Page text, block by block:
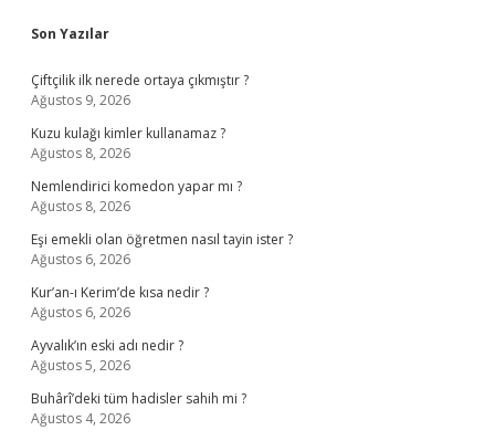
Sidebar
Son Yazılar
Çiftçilik ilk nerede ortaya çıkmıştır ?
Ağustos 9, 2026
Kuzu kulağı kimler kullanamaz ?
Ağustos 8, 2026
Nemlendirici komedon yapar mı ?
Ağustos 8, 2026
Eşi emekli olan öğretmen nasıl tayin ister ?
Ağustos 6, 2026
Kur’an-ı Kerim’de kısa nedir ?
Ağustos 6, 2026
Ayvalık’ın eski adı nedir ?
Ağustos 5, 2026
Buhârî’deki tüm hadisler sahih mi ?
Ağustos 4, 2026